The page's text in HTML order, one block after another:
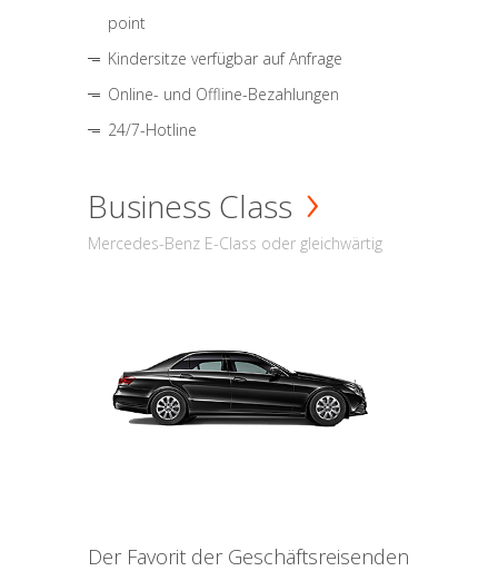
point
Kindersitze verfügbar auf Anfrage
Online- und Offline-Bezahlungen
24/7-Hotline
Business Class
Mercedes-Benz E-Class oder gleichwärtig
Der Favorit der Geschäftsreisenden